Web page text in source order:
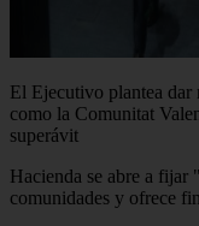
El Ejecutivo plantea dar
como la Comunitat
superávit
Hacienda se abre a
comunidades y ofrece